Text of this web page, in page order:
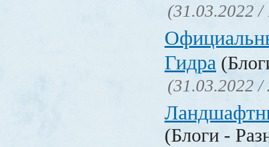
(31.03.2022 /
Гидра
(31.03.2022 /
(Блоги -